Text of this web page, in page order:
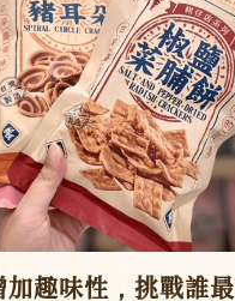
趣味性，挑戰誰